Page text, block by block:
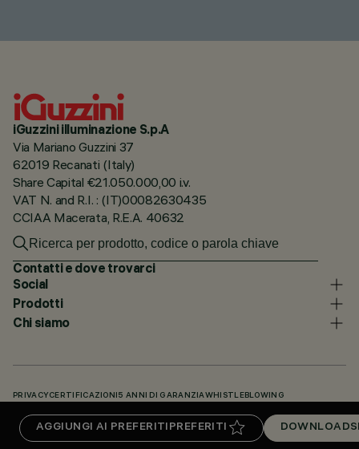
AGGIUNGI AI PREFERITI PREFERITI DOWNLOADS
iGuzzini illuminazione S.p.A
Via Mariano Guzzini 37
62019 Recanati (Italy)
Share Capital €21.050.000,00 i.v.
VAT N. and R.I. : (IT)00082630435
CCIAA Macerata, R.E.A. 40632
Contatti e dove trovarci
Social
Prodotti
Chi siamo
PRIVACY CERTIFICAZIONI 5 ANNI DI GARANZIAWHISTLEBLOWING
KNOWLEDGE BASE (LOGIN NECESSARIO)DOWNLOADS